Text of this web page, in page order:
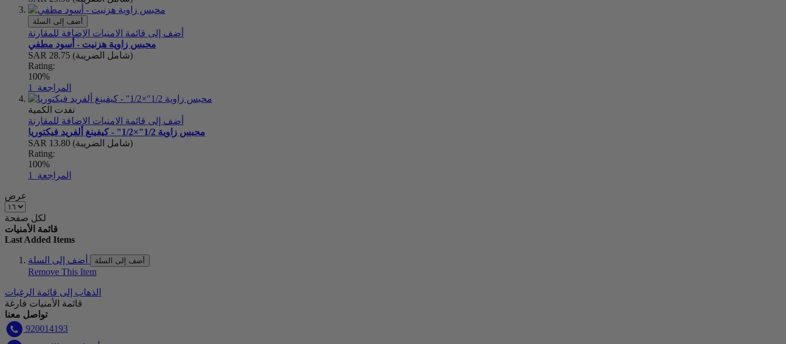
أضف إلى السلة
أضف إلى قائمة الامنيات الإضافة للمقارنة
محبس زاوية هزنيت - أسود مطفي
SAR 28.75
(شامل الضريبة)
Rating:
100%
1 المراجعة
نفدت الكمية
أضف إلى قائمة الامنيات الإضافة للمقارنة
محبس زاوية 1/2"×1/2" - كيفينغ ألفريد فيكتوريا
SAR 13.80
(شامل الضريبة)
Rating:
100%
1 المراجعة
عرض
لكل صفحة
قائمة الأمنيات
Last Added Items
أضف إلى السلة أضف إلى السلة
Remove This Item
الذهاب إلى قائمة الرغبات
قائمة الأمنيات فارغة
تواصل معنا
920014193